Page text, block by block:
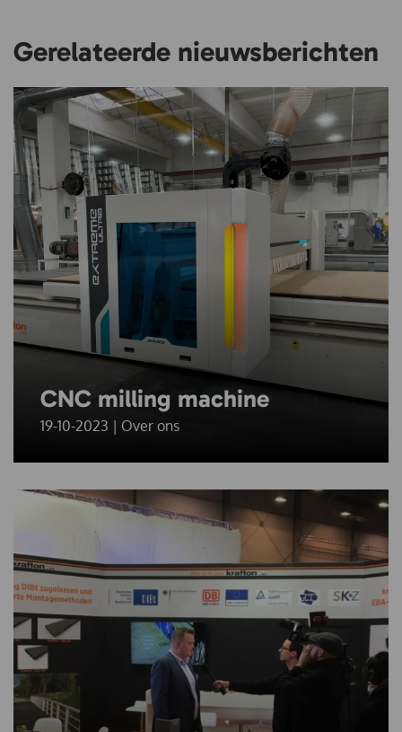
Gerelateerde nieuwsberichten
CNC milling machine
19-10-2023 | Over ons